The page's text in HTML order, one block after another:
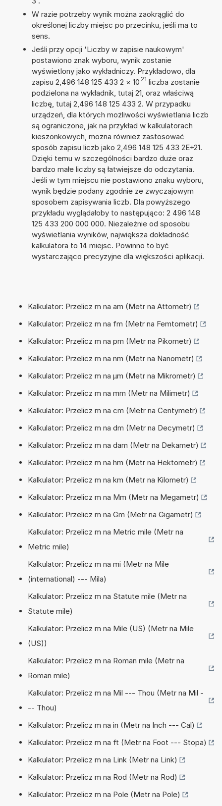
W razie potrzeby wynik można zaokrąglić do
określonej liczby miejsc po przecinku, jeśli ma to
sens.
Jeśli przy opcji 'Liczby w zapisie naukowym'
postawiono znak wyboru, wynik zostanie
wyświetlony jako wykładniczy. Przykładowo, dla
zapisu 2,496 148 125 433 2 × 10 21 liczba zostanie
podzielona na wykładnik, tutaj 21, oraz właściwą
liczbę, tutaj 2,496 148 125 433 2. W przypadku
urządzeń, dla których możliwości wyświetlania liczb
są ograniczone, jak na przykład w kalkulatorach
kieszonkowych, można również zastosować
sposób zapisu liczb jako 2,496 148 125 433 2E+21.
Dzięki temu w szczególności bardzo duże oraz
bardzo małe liczby są łatwiejsze do odczytania.
Jeśli w tym miejscu nie postawiono znaku wyboru,
wynik będzie podany zgodnie ze zwyczajowym
sposobem zapisywania liczb. Dla powyższego
przykładu wyglądałoby to następująco: 2 496 148
125 433 200 000 000. Niezależnie od sposobu
wyświetlania wyników, największa dokładność
kalkulatora to 14 miejsc. Powinno to być
wystarczająco precyzyjne dla większości aplikacji.
Kalkulator: Przelicz m na am (Metr na Attometr)
Kalkulator: Przelicz m na fm (Metr na Femtometr)
Kalkulator: Przelicz m na pm (Metr na Pikometr)
Kalkulator: Przelicz m na nm (Metr na Nanometr)
Kalkulator: Przelicz m na µm (Metr na Mikrometr)
Kalkulator: Przelicz m na mm (Metr na Milimetr)
Kalkulator: Przelicz m na cm (Metr na Centymetr)
Kalkulator: Przelicz m na dm (Metr na Decymetr)
Kalkulator: Przelicz m na dam (Metr na Dekametr)
Kalkulator: Przelicz m na hm (Metr na Hektometr)
Kalkulator: Przelicz m na km (Metr na Kilometr)
Kalkulator: Przelicz m na Mm (Metr na Megametr)
Kalkulator: Przelicz m na Gm (Metr na Gigametr)
Kalkulator: Przelicz m na Metric mile (Metr na
Metric mile)
Kalkulator: Przelicz m na mi (Metr na Mile
(international) --- Mila)
Kalkulator: Przelicz m na Statute mile (Metr na
Statute mile)
Kalkulator: Przelicz m na Mile (US) (Metr na Mile
(US))
Kalkulator: Przelicz m na Roman mile (Metr na
Roman mile)
Kalkulator: Przelicz m na Mil --- Thou (Metr na Mil -
-- Thou)
Kalkulator: Przelicz m na in (Metr na Inch --- Cal)
Kalkulator: Przelicz m na ft (Metr na Foot --- Stopa)
Kalkulator: Przelicz m na Link (Metr na Link)
Kalkulator: Przelicz m na Rod (Metr na Rod)
Kalkulator: Przelicz m na Pole (Metr na Pole)